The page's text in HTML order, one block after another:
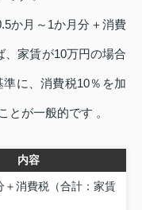
か月～1か月分＋消費
、家賃が10万円の場合
に、消費税10％を加
とが一般的です 。
内容
＋消費税（合計：家賃